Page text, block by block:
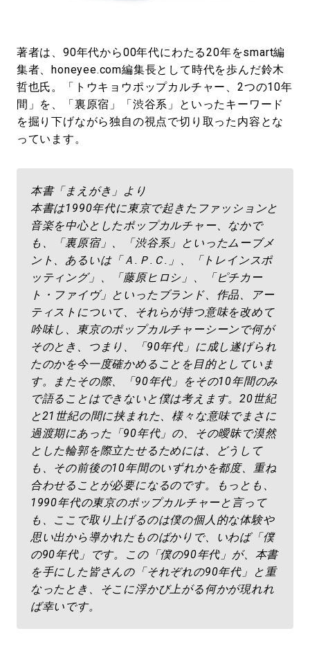
著者は、90年代から00年代にわたる20年をsmart編
集者、honeyee.com編集長として時代を歩んだ鈴木
哲也氏。「トウキョウポップカルチャー、2つの10年
間」を、「裏原宿」「渋谷系」といったキーワード
を掘り下げながら独自の視点で切り取った内容とな
っています。
本書「まえがき」より
本書は1990年代に東京で起きたファッションと
音楽を中心としたポップカルチャー、なかで
も、「裏原宿」、「渋谷系」といったムーブメ
ント、あるいは「Ａ.Ｐ.Ｃ.」、「トレインスポ
ッティング」、「藤原ヒロシ」、「ピチカー
ト・ファイヴ」といったブランド、作品、アー
ティストについて、それらが持つ意味を改めて
吟味し、東京のポップカルチャーシーンで何が
そのとき、つまり、「90年代」に成し遂げられ
たのかを今一度確かめることを目的としていま
す。またその際、「90年代」をその10年間のみ
で語ることはできないと僕は考えます。20世紀
と21世紀の間に挟まれた、様々な意味でまさに
過渡期にあった「90年代」の、その曖昧で漠然
とした輪郭を際立たせるためには、どうして
も、その前後の10年間のいずれかを都度、重ね
合わせることが必要になるのです。もっとも、
1990年代の東京のポップカルチャーと言って
も、ここで取り上げるのは僕の個人的な体験や
思い出から導かれたものばかりで、いわば「僕
の90年代」です。この「僕の90年代」が、本書
を手にした皆さんの「それぞれの90年代」と重
なったとき、そこに浮かび上がる何かが現れれ
ば幸いです。